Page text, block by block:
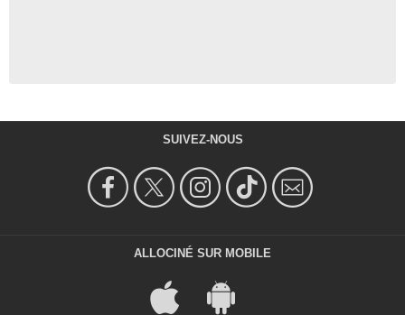
SUIVEZ-NOUS
ALLOCINÉ SUR MOBILE